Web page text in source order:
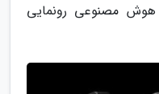
هوش مصنوعی رونمایی